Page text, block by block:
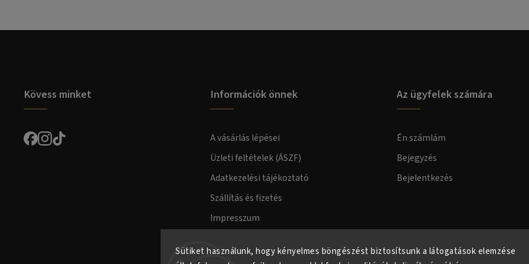
Sütiket használunk, hogy kényelmes böngészést biztosítsunk a látogatások elemzése
Kövess minket Információk önnek
A vásárlás lépései
Üzleti feltételek (ÁSZF)
Adatkezelési tájékoztató
Szállítás és fizetés
Impresszum
Az ügyfelek számára
Én számlám
Bejegyzés
Bejelentkezés